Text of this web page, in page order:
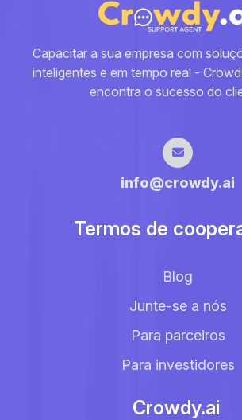
Capacitar a sua empresa com
inteligentes e em tempo real -
encontra o sucesso do
info@crowdy.ai
Termos de
Blog
Junte-se a nós
Para parceiros
Para investidores
Crowdy.ai